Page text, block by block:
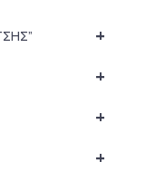
+
+
+
+